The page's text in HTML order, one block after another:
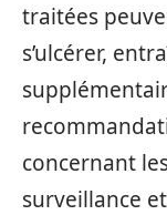
traitées
s’ulcérer,
concernant
surveillance